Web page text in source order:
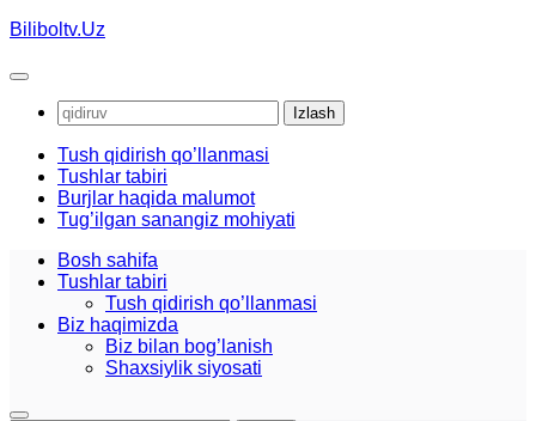
Skip
content
Biliboltv.Uz
Qidirshish:
Tush qidirish qo’llanmasi
Tushlar tabiri
Burjlar haqida malumot
Tug’ilgan sanangiz mohiyati
Bosh sahifa
Tushlar tabiri
Tush qidirish qo’llanmasi
Biz haqimizda
Biz bilan bog’lanish
Shaxsiylik siyosati